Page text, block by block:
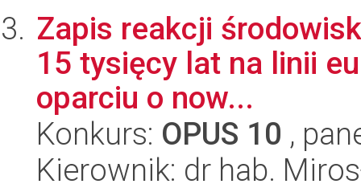
Zapis reakcji
15 tysięcy lat na linii
oparciu o now...
Konkurs: OPUS 10 ,
Kierownik: dr hab.